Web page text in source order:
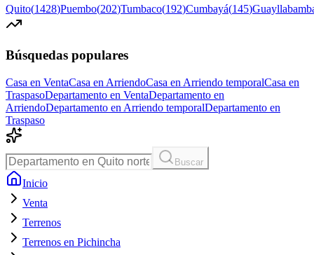
Quito(1428)Puembo(202)Tumbaco(192)Cumbayá(145)
Búsquedas populares
Casa en VentaCasa en ArriendoCasa en Arriendo temporalCasa en
TraspasoDepartamento en VentaDepartamento en
ArriendoDepartamento en Arriendo temporalDepartamento en
Traspaso
Buscar
Inicio
Venta
Terrenos
Terrenos en Pichincha